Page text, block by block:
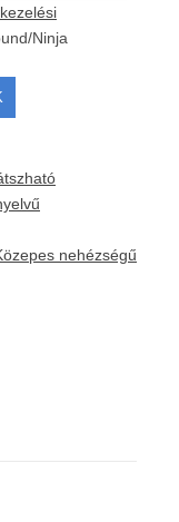
Ninja
nehézségű